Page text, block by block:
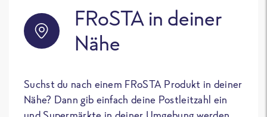
FRoSTA in deiner
Nähe
Suchst du nach einem FRoSTA Produkt in deiner
Nähe? Dann gib einfach deine Postleitzahl ein